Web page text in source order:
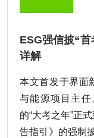
ESG强信披“
详解
本文首发于界面
与能源项目主
的“大考之年”正
告指引》的强制